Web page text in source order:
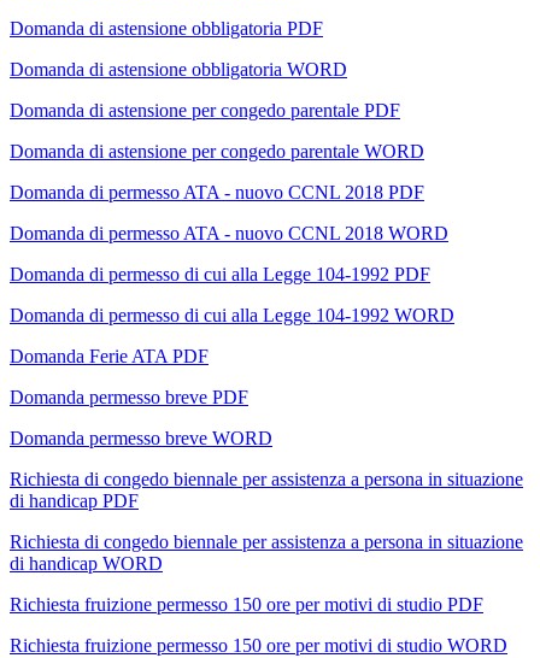
Domanda di astensione obbligatoria PDF
Domanda di astensione obbligatoria WORD
Domanda di astensione per congedo parentale PDF
Domanda di astensione per congedo parentale WORD
Domanda di permesso ATA - nuovo CCNL 2018 PDF
Domanda di permesso ATA - nuovo CCNL 2018 WORD
Domanda di permesso di cui alla Legge 104-1992 PDF
Domanda di permesso di cui alla Legge 104-1992 WORD
Domanda Ferie ATA PDF
Domanda permesso breve PDF
Domanda permesso breve WORD
Richiesta di congedo biennale per assistenza a persona in situazione
di handicap PDF
Richiesta di congedo biennale per assistenza a persona in situazione
di handicap WORD
Richiesta fruizione permesso 150 ore per motivi di studio PDF
Richiesta fruizione permesso 150 ore per motivi di studio WORD